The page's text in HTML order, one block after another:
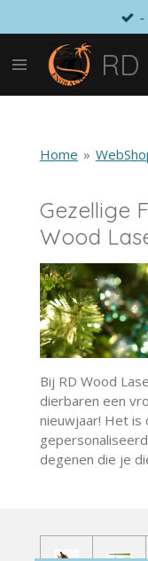
direct
naar
hoofdinhoud
-
Home »
Gezellige
Wood
Bij RD Wood
dierbaren een
nieuwjaar! Het is
degenen die je